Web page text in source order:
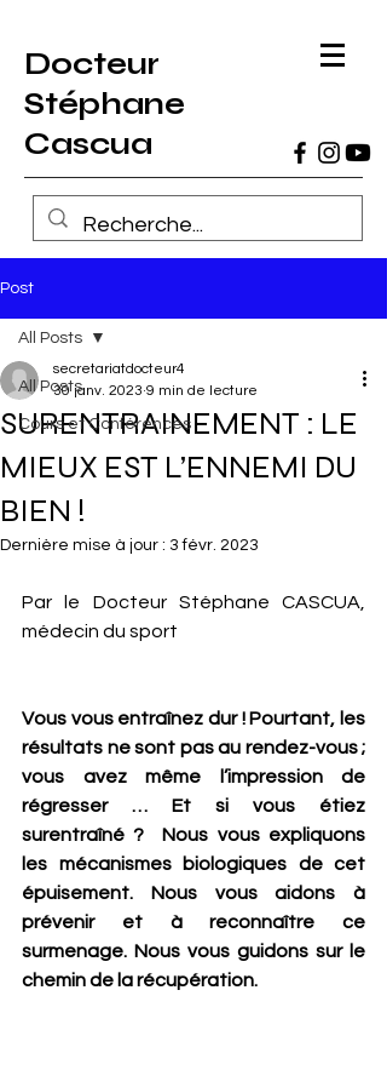
Docteur
Stéphane
Cascua
Post
All Posts
Cours et Conférences
All Posts
SURENTRAINEMENT : LE
MIEUX EST L’ENNEMI DU
BIEN !
secretariatdocteur4
30 janv. 2023 9 min de lecture
Dernière mise à jour : 3 févr. 2023
Par le Docteur Stéphane CASCUA,
médecin du sport
Vous vous entraînez dur ! Pourtant, les
résultats ne sont pas au rendez-vous ;
vous avez même l’impression de
régresser … Et si vous étiez
surentraîné ?  Nous vous expliquons
les mécanismes biologiques de cet
épuisement. Nous vous aidons à
prévenir et à reconnaître ce
surmenage. Nous vous guidons sur le
chemin de la récupération.